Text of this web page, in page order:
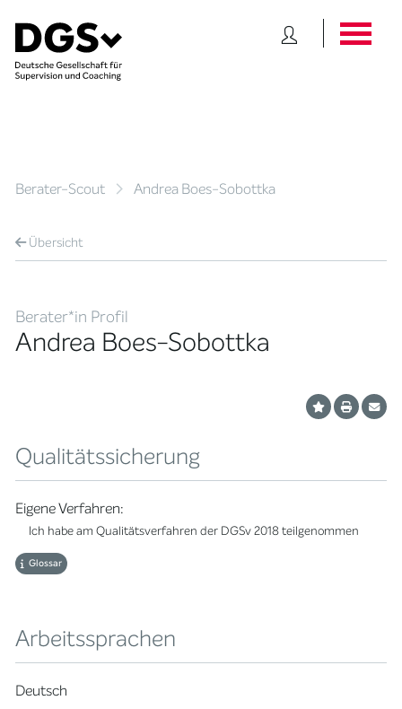
Berater-Scout Andrea Boes-Sobottka
Übersicht
Berater*in Profil
Andrea Boes-Sobottka
Qualitätssicherung
Eigene Verfahren:
Ich habe am Qualitätsverfahren der DGSv 2018 teilgenommen
Glossar
Arbeitssprachen
Deutsch